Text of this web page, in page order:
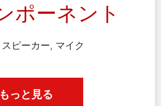
ポーネント
ピーカー, マイク
もっと見る